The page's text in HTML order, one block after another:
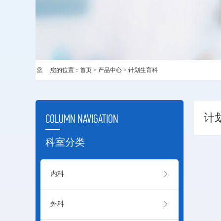
您的位置： 首页 > 产品中心 > 计划生育科
计
COLUMN NAVIGATION
科室分类
内科 
外科 